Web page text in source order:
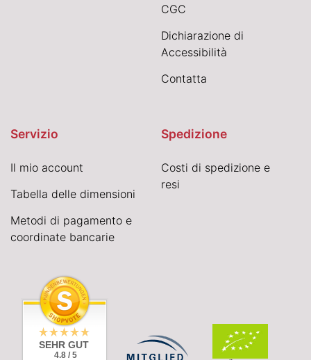
CGC
Dichiarazione di
Accessibilità
Contatta
Servizio
Il mio account
Tabella delle dimensioni
Metodi di pagamento e
coordinate bancarie
Spedizione
Costi di spedizione e
resi
SEHR GUT
4.8 / 5